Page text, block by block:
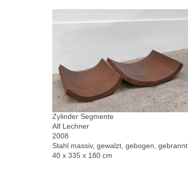
Zylinder Segmente
Alf Lechner
2008
Stahl massiv, gewalzt, gebogen, gebrannt
40 x 335 x 180 cm